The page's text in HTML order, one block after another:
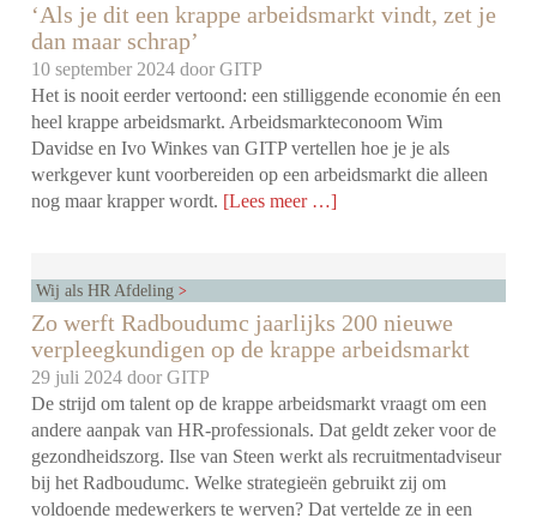
‘Als je dit een krappe arbeidsmarkt vindt, zet je
dan maar schrap’
10 september 2024 doorGITP
Het is nooit eerder vertoond: een stilliggende economie én een
heel krappe arbeidsmarkt. Arbeidsmarkteconoom Wim
Davidse en Ivo Winkes van GITP vertellen hoe je je als
werkgever kunt voorbereiden op een arbeidsmarkt die alleen
nog maar krapper wordt. [Lees meer …]
Wij als HR Afdeling
Zo werft Radboudumc jaarlijks 200 nieuwe
verpleegkundigen op de krappe arbeidsmarkt
29 juli 2024 doorGITP
De strijd om talent op de krappe arbeidsmarkt vraagt om een
andere aanpak van HR-professionals. Dat geldt zeker voor de
gezondheidszorg. Ilse van Steen werkt als recruitmentadviseur
bij het Radboudumc. Welke strategieën gebruikt zij om
voldoende medewerkers te werven? Dat vertelde ze in een